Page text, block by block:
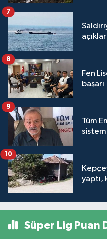
7
Fen
başarı
8
Tüm
9
yaptı,
10
Süper Lig Puan